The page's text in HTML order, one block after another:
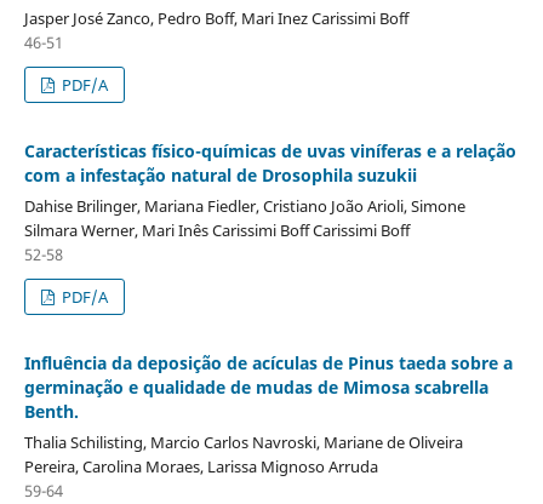
Jasper José Zanco, Pedro Boff, Mari Inez Carissimi Boff
46-51
PDF/A
Características físico-químicas de uvas viníferas e a relação
com a infestação natural de Drosophila suzukii
Dahise Brilinger, Mariana Fiedler, Cristiano João Arioli, Simone
Silmara Werner, Mari Inês Carissimi Boff Carissimi Boff
52-58
PDF/A
Influência da deposição de acículas de Pinus taeda sobre a
germinação e qualidade de mudas de Mimosa scabrella
Benth.
Thalia Schilisting, Marcio Carlos Navroski, Mariane de Oliveira
Pereira, Carolina Moraes, Larissa Mignoso Arruda
59-64